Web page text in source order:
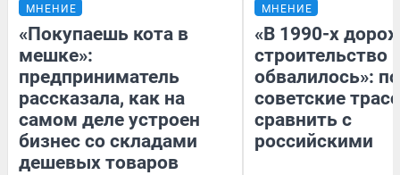
МНЕНИЕ
«Покупаешь кота в
мешке»:
предприниматель
рассказала, как на
самом деле устроен
бизнес со складами
дешевых товаров
МНЕНИЕ
«В 1990-х
строительство
обвалилось»:
советские
сравнить с
российскими